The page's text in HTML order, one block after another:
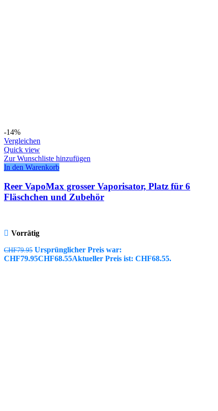
-14%
Vergleichen
Quick view
Zur Wunschliste hinzufügen
In den Warenkorb
Reer VapoMax grosser Vaporisator, Platz für 6
Fläschchen und Zubehör
Vorrätig
CHF79.95 Ursprünglicher Preis war:
CHF79.95CHF68.55Aktueller Preis ist: CHF68.55.